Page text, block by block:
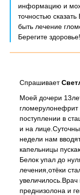
информацию и
точностью
быть лечение
Берегите здоровье!
Спрашивает
Моей дочери
поступлении в
и на
недели нам
капельницы
Белок упал до
лечения,отёки
преднизолона и